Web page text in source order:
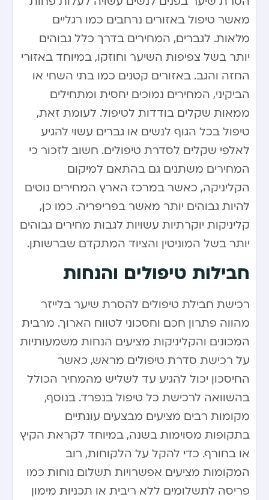
מאשר טיפול באזורים נרחבים כמו רגליים
מלאות. לגברים, המחירים בדרך כלל גבוהים
יותר בשל צפיפות השיער וחוזקו, במיוחד באזורי
החזה והגב. באזורים קטנים כמו בתי השחי או
הביקיני, המחירים נמוכים יחסית ומתחילים
ממאות שקלים בודדות לטיפול. לעומת זאת,
טיפול בכל הגוף לנשים או גברים עשוי להגיע
לאלפי שקלים לסדרת טיפולים. חשוב לזכור כי
המחירים משתנים גם בהתאם למיקום
הקליניקה, כאשר במרכז הארץ המחירים נוטים
להיות גבוהים יותר מאשר בפריפריה. כמו כן,
קליניקות יוקרתיות עשויות לגבות מחירים גבוהים
יותר בשל המוניטין והציוד המתקדם שברשותן.
חבילות טיפולים והנחות
רכישת חבילת טיפולים להסרת שיער בלייזר
מהווה פתרון חכם וחסכוני לטווח הארוך. מרבית
המכונים והקליניקות מציעים הנחות משמעותיות
על רכישת סדרת טיפולים מראש, כאשר
החיסכון יכול להגיע עד לשליש מהמחיר הכולל
בהשוואה לרכישת כל טיפול בנפרד. בנוסף,
מקומות רבים מציעים מבצעים עונתיים
בתקופות מסוימות בשנה, במיוחד לקראת הקיץ
או בחורף. כדי להקל על הלקוחות, רוב
המקומות מציעים אפשרויות תשלום נוחות כמו
פריסה לתשלומים ללא ריבית או תכניות מימון